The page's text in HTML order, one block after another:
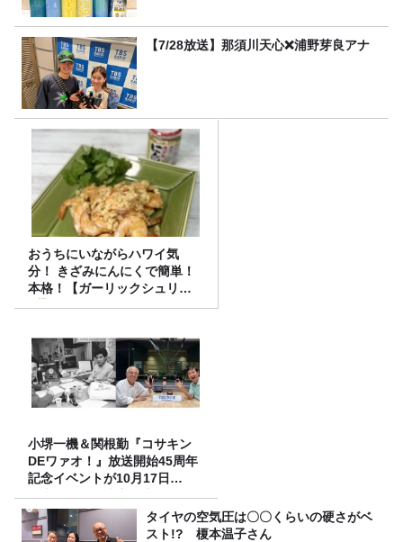
【7/28放送】那須川天心❌浦野芽良アナ
おうちにいながらハワイ気
分！ きざみにんにくで簡単！
本格！【ガーリックシュリン
プ】 桃屋のかんたんレシピ
小堺一機＆関根勤『コサキン
DEワァオ！』放送開始45周年
記念イベントが10月17日
（土）に開催決定！本日より
FC先行受付スタート！タイヤの空気圧は〇〇くらいの硬さがベ
スト!? 榎本温子さん